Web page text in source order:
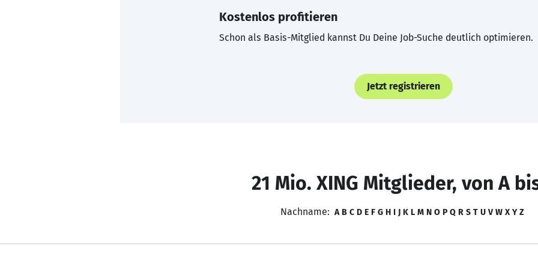
Kostenlos profitieren
Schon als Basis-Mitglied kannst Du Deine Job-Suche deutlich optimieren.
Jetzt registrieren
21 Mio. XING Mitglieder, von A
Nachname: A B C D E F G H I J K L M N O P Q R S T U V W X Y Z